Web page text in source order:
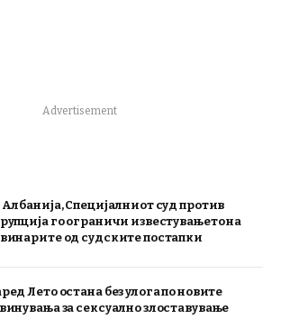
Advertisement
Албанија, Специјалниот суд против
го ограничи известувањето на
од судските постапки
Лето остана без улога по новите
за сексуално злоставување